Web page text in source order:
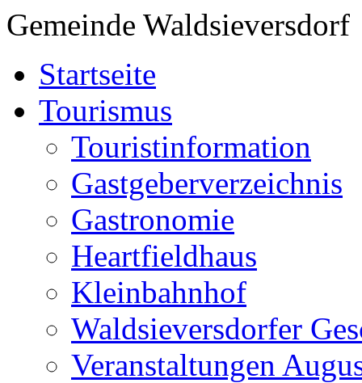
Gemeinde Waldsieversdorf
Startseite
Tourismus
Touristinformation
Gastgeberverzeichnis
Gastronomie
Heartfieldhaus
Kleinbahnhof
Waldsieversdorfer
Veranstaltungen